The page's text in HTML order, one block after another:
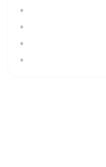
0
0
0
0